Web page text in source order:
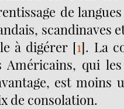
de
scandinaves
à digérer [1]. La
Américains, qui
est moins
de consolation.